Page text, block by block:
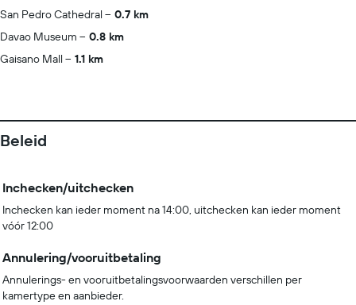
San Pedro Cathedral
0.7 km
Davao Museum
0.8 km
Gaisano Mall
1.1 km
Beleid
Inchecken/uitchecken
Inchecken kan ieder moment na 14:00, uitchecken kan ieder moment
vóór 12:00
Annulering/vooruitbetaling
Annulerings- en vooruitbetalingsvoorwaarden verschillen per
kamertype en aanbieder.